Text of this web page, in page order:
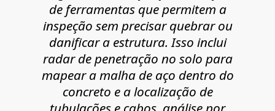
de ferramentas que permitem a
inspeção sem precisar quebrar ou
danificar a estrutura. Isso inclui
radar de penetração no solo para
mapear a malha de aço dentro do
concreto e a localização de